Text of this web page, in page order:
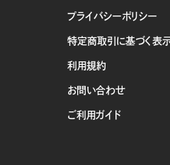
プライバシーポリシー
特定商取引に基づく表
利用規約
お問い合わせ
ご利用ガイド